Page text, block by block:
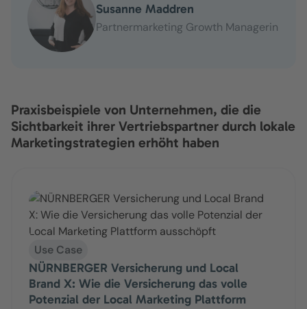
Susanne Maddren
Partnermarketing Growth Managerin
Praxisbeispiele von Unternehmen, die die
Sichtbarkeit ihrer Vertriebspartner durch lokale
Marketingstrategien erhöht haben
Use Case
NÜRNBERGER Versicherung und Local
Brand X: Wie die Versicherung das volle
Potenzial der Local Marketing Plattform